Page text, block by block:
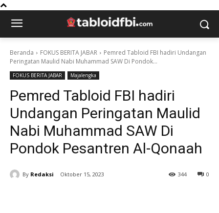
Beranda FOKUS BERITA JABAR
Pemred Tabloid FBI hadiri Undangan
Peringatan Maulid Nabi Muhammad SAW Di Pondok...
FOKUS BERITA JABAR Majalengka
Pemred Tabloid FBI hadiri
Undangan Peringatan Maulid
Nabi Muhammad SAW Di
Pondok Pesantren Al-Qonaah
By Redaksi Oktober 15, 2023 0
344